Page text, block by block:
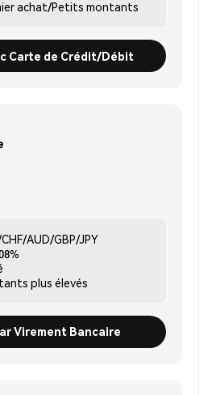
achat/Petits montants
Carte de Crédit/Débit
AUD/GBP/JPY
plus élevés
Virement Bancaire